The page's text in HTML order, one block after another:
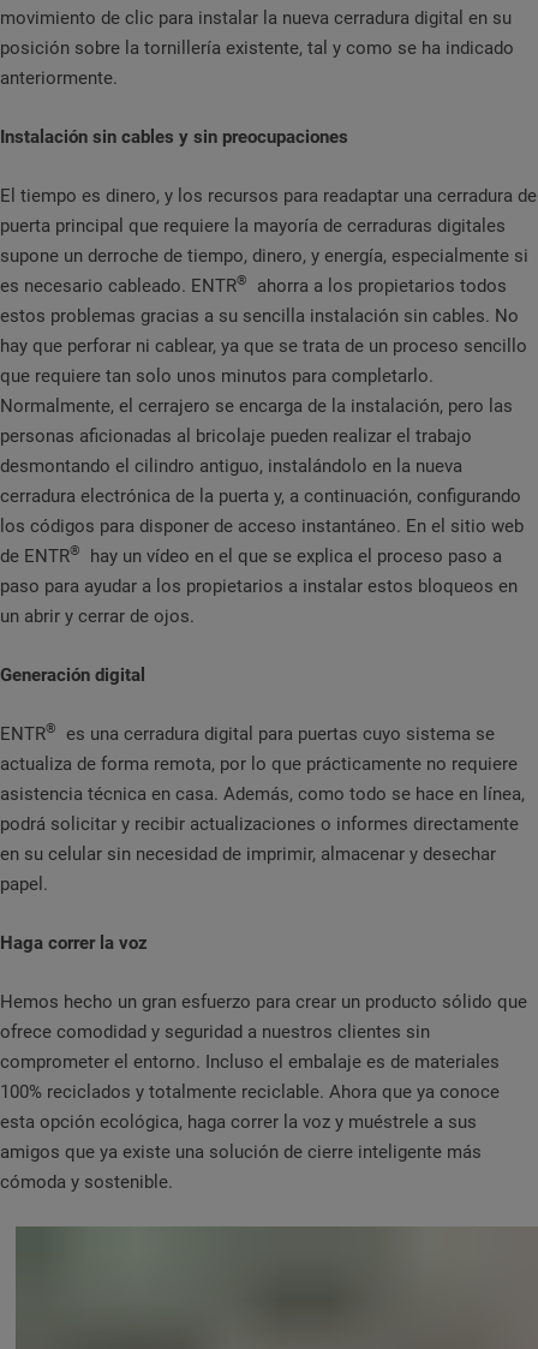
movimiento de clic para instalar la nueva cerradura digital en su
posición sobre la tornillería existente, tal y como se ha indicado
anteriormente.
Instalación sin cables y sin preocupaciones
El tiempo es dinero, y los recursos para readaptar una cerradura de
puerta principal que requiere la mayoría de cerraduras digitales
supone un derroche de tiempo, dinero, y energía, especialmente si
es necesario cableado. ENTR®
ahorra a los propietarios todos
estos problemas gracias a su sencilla instalación sin cables. No
hay que perforar ni cablear, ya que se trata de un proceso sencillo
que requiere tan solo unos minutos para completarlo.
Normalmente, el cerrajero se encarga de la instalación, pero las
personas aficionadas al bricolaje pueden realizar el trabajo
desmontando el cilindro antiguo, instalándolo en la nueva
cerradura electrónica de la puerta y, a continuación, configurando
los códigos para disponer de acceso instantáneo. En el sitio web
de ENTR®
hay un vídeo en el que se explica el proceso paso a
paso para ayudar a los propietarios a instalar estos bloqueos en
un abrir y cerrar de ojos.
Generación digital
ENTR®
es una cerradura digital para puertas cuyo sistema se
actualiza de forma remota, por lo que prácticamente no requiere
asistencia técnica en casa. Además, como todo se hace en línea,
podrá solicitar y recibir actualizaciones o informes directamente
en su celular sin necesidad de imprimir, almacenar y desechar
papel.
Haga correr la voz
Hemos hecho un gran esfuerzo para crear un producto sólido que
ofrece comodidad y seguridad a nuestros clientes sin
comprometer el entorno. Incluso el embalaje es de materiales
100% reciclados y totalmente reciclable. Ahora que ya conoce
esta opción ecológica, haga correr la voz y muéstrele a sus
amigos que ya existe una solución de cierre inteligente más
cómoda y sostenible.